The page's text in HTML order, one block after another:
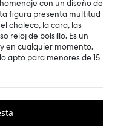
con un diseño de
figura presenta multitud
chaleco, la cara, las
reloj de bolsillo. Es un
en cualquier momento.
apto para menores de 15